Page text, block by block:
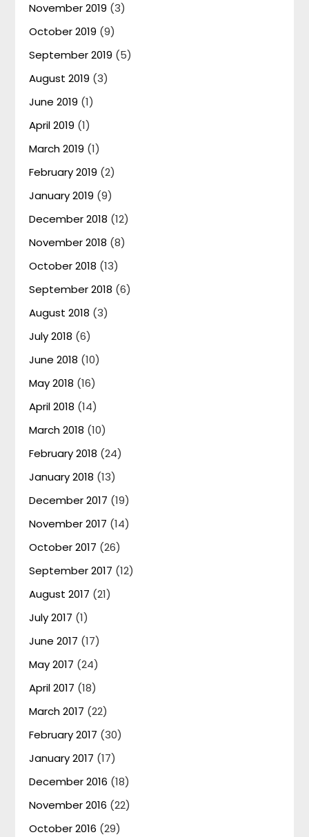
November 2019 (3)
October 2019 (9)
September 2019 (5)
August 2019 (3)
June 2019 (1)
April 2019 (1)
March 2019 (1)
February 2019 (2)
January 2019 (9)
December 2018 (12)
November 2018 (8)
October 2018 (13)
September 2018 (6)
August 2018 (3)
July 2018 (6)
June 2018 (10)
May 2018 (16)
April 2018 (14)
March 2018 (10)
February 2018 (24)
January 2018 (13)
December 2017 (19)
November 2017 (14)
October 2017 (26)
September 2017 (12)
August 2017 (21)
July 2017 (1)
June 2017 (17)
May 2017 (24)
April 2017 (18)
March 2017 (22)
February 2017 (30)
January 2017 (17)
December 2016 (18)
November 2016 (22)
October 2016 (29)